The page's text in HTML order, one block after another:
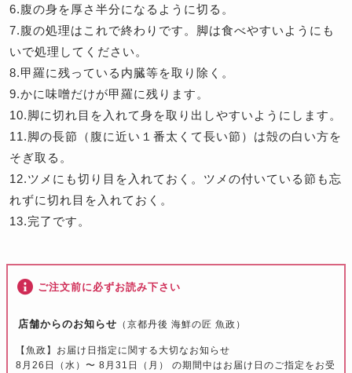
6.腹の身を厚さ半分になるように切る。
7.腹の処理はこれで終わりです。脚は食べやすいようにも
いで処理してください。
8.甲羅に残っている内臓等を取り除く。
9.かに味噌だけが甲羅に残ります。
10.脚に切れ目を入れて身を取り出しやすいようにします。
11.脚の長節（腹に近い１番太くて長い節）は殻の白い方を
そぎ取る。
12.ツメにも切り目を入れておく。ツメの付いている節も忘
れずに切れ目を入れておく。
13.完了です。
ご注文前に必ずお読み下さい
店舗からのお知らせ （京都丹後 海鮮の匠 魚政）
【魚政】お届け日指定に関する大切なお知らせ
8月26日（水）〜 8月31日（月） の期間中はお届け日のご指定をお受